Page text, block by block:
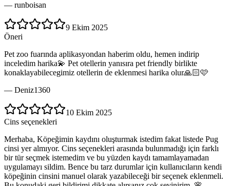
— runboisan
9 Ekim 2025
Öneri
Pet zoo fuarında aplikasyondan haberim oldu, hemen indirip
inceledim harika💫 Pet otellerin yanısıra pet friendly birlikte
konaklayabilecegimiz otellerin de eklenmesi harika olur🙏🏻🩷
— Deniz1360
10 Ekim 2025
Cins seçenekleri
Merhaba, Köpeğimin kaydını oluşturmak istedim fakat listede Pug
cinsi yer almıyor. Cins seçenekleri arasında bulunmadığı için farklı
bir tür seçmek istemedim ve bu yüzden kaydı tamamlayamadan
uygulamayı sildim. Bence bu tarz durumlar için kullanıcıların kendi
köpeğinin cinsini manuel olarak yazabileceği bir seçenek eklenmeli.